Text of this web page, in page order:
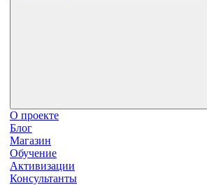
О проекте
Блог
Магазин
Обучение
Активизации
Консультанты